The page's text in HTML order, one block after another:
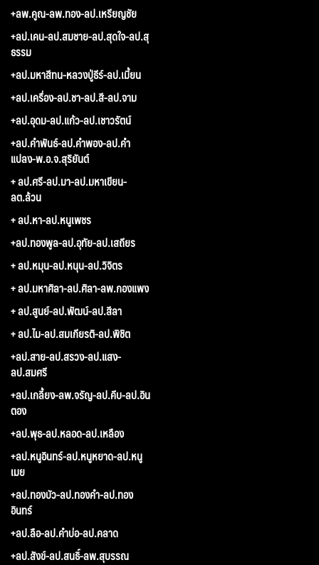
+ลพ.คูณ-ลพ.ทอง-ลป.เหรียญชัย
+ลป.เคน-ลป.สมชาย-ลป.สุดใจ-ลป.สุ
ธรรม
+ลป.มหาสีทน-หลวงปู่ธีร์-ลป.เมี้ยน
+ลป.เครื่อง-ลป.ชา-ลป.สี-ลป.จาม
+ลป.อุดม-ลป.แก้ว-ลป.เชาวรัตน์
+ลป.คำพันธ์-ลป.คำพอง-ลป.คำ
แปลง-พ.อ.จ.สุริยันต์
+ ลป.ศรี-ลป.มา-ลป.มหาเขียน-
ลต.ล้วน
+ ลป.หา-ลป.หนูเพชร
+ลป.ทองพูล-ลป.อุทัย-ลป.เสถียร
+ ลป.หมุน-ลป.หนุน-ลป.วิจิตร
+ ลป.มหาศิลา-ลป.ศิลา-ลพ.กองแพง
+ ลป.สูนย์-ลป.พัฒน์-ลป.สีลา
+ ลป.ไม-ลป.สมเกียรติ-ลป.พิชิต
+ลป.สาย-ลป.สรวง-ลป.แสง-
ลป.สมศรี
+ลป.เกลี้ยง-ลพ.จรัญ-ลป.คีบ-ลป.อิน
ตอง
+ลป.พุธ-ลป.หลอด-ลป.เหลือง
+ลป.หนูอินทร์-ลป.หนูหยาด-ลป.หนู
เมย
+ลป.ทองบัว-ลป.ทองคำ-ลป.ทอง
อินทร์
+ลป.ลือ-ลป.คำบ่อ-ลป.คลาด
+ลป.สังข์-ลป.สนธิ์-ลพ.สุบรรณ